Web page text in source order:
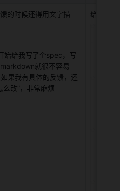
的时候还得用文字描
始给我写了个spec，写
就很不容易
果我有具体的反馈，还
么改”，非常麻烦
给我写